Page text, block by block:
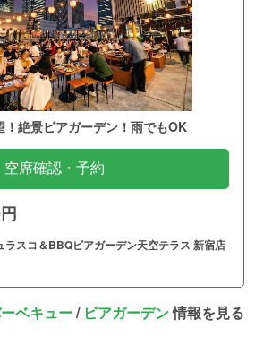
絶景ビアガーデン！雨でもOK
空席確認・予約
ラスコ＆BBQビアガーデン天空テラス 新宿店
ベキュー/ ビアガーデン情報を見る